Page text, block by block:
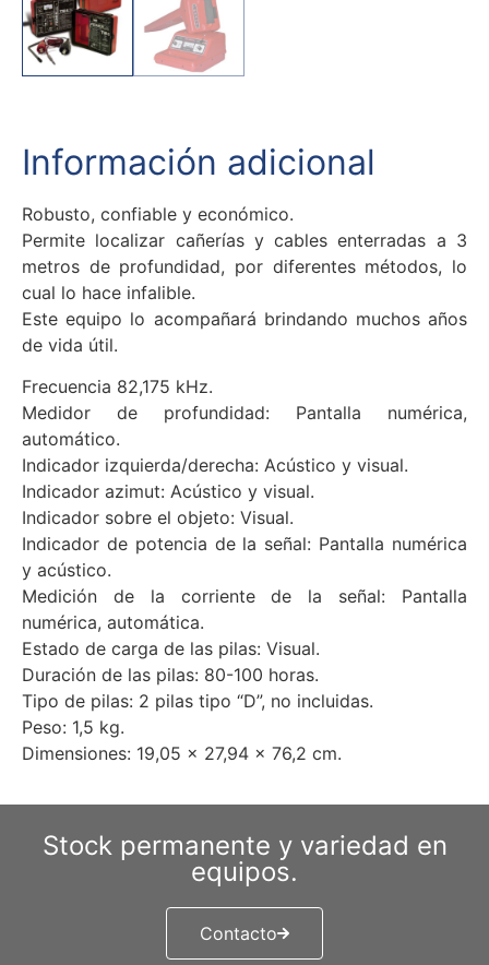
Información adicional
Robusto, confiable y económico.
Permite localizar cañerías y cables enterradas a 3
metros de profundidad, por diferentes métodos, lo
cual lo hace infalible.
Este equipo lo acompañará brindando muchos años
de vida útil.
Frecuencia 82,175 kHz.
Medidor de profundidad: Pantalla numérica,
automático.
Indicador izquierda/derecha: Acústico y visual.
Indicador azimut: Acústico y visual.
Indicador sobre el objeto: Visual.
Indicador de potencia de la señal: Pantalla numérica
y acústico.
Medición de la corriente de la señal: Pantalla
numérica, automática.
Estado de carga de las pilas: Visual.
Duración de las pilas: 80-100 horas.
Tipo de pilas: 2 pilas tipo “D”, no incluidas.
Peso: 1,5 kg.
Dimensiones: 19,05 x 27,94 x 76,2 cm.
Stock permanente y variedad en
equipos.
Contacto